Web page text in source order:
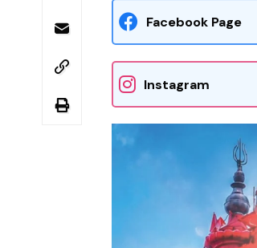
Facebook Page
Instagram